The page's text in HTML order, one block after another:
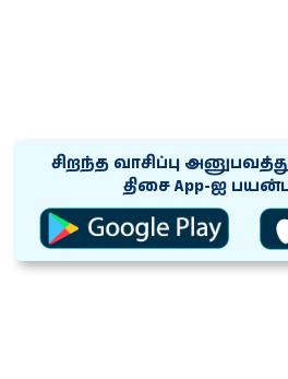
சிறந்த வாசிப்பு
திசை App-ஐ